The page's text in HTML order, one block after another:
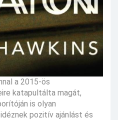
a 2015-ös
katapultálta magát,
is olyan
pozitív ajánlást és